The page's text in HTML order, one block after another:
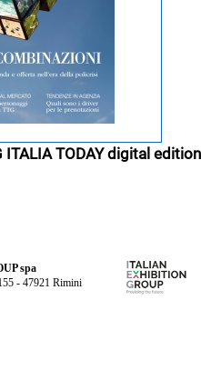
ITALIA TODAY digital edition
spa
- 47921 Rimini